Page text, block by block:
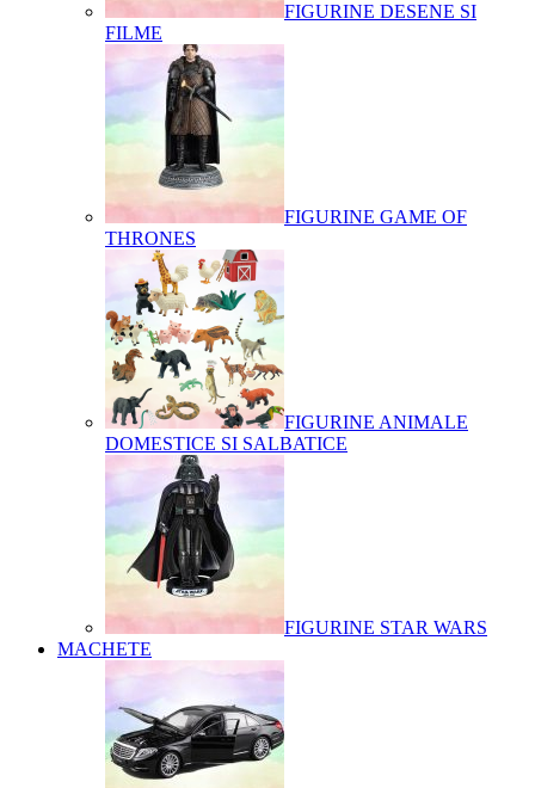
FIGURINE DESENE SI
FILME
FIGURINE GAME OF
THRONES
FIGURINE ANIMALE
DOMESTICE SI SALBATICE
FIGURINE STAR WARS
MACHETE